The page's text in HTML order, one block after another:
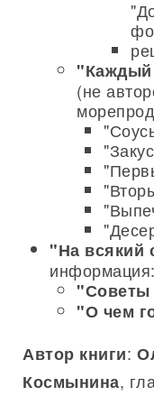
"Каждый
(не
"На всякий
информация:
"Советы
"О чем
Автор книги:
Космынина,